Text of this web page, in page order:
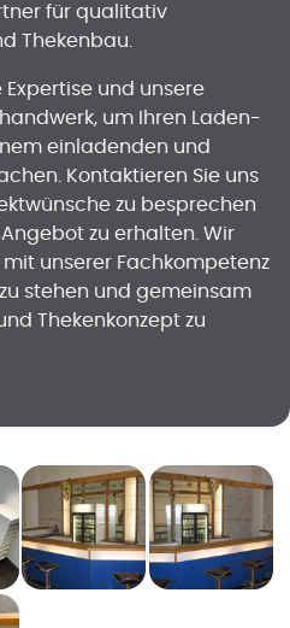
für qualitativ
Thekenbau.
und unsere
um Ihren Laden-
einladenden und
Kontaktieren Sie uns
zu besprechen
zu erhalten. Wir
unserer Fachkompetenz
stehen und gemeinsam
Thekenkonzept zu